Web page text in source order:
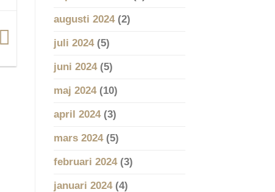
augusti 2024(2)
juli 2024(5)
juni 2024(5)
maj 2024(10)
april 2024(3)
mars 2024(5)
februari 2024(3)
januari 2024(4)